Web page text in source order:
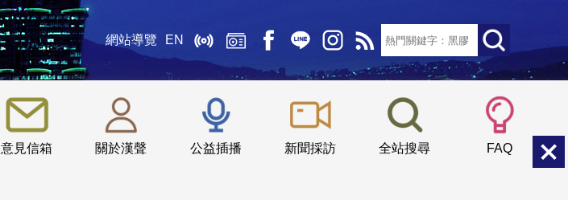
網站導覽 EN
意見信箱 關於漢聲 公益插播 新聞採訪 全站搜尋 FAQ
::: 小 中